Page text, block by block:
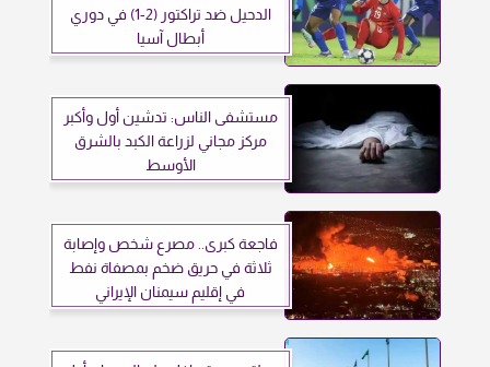
الدحيل ضد تراكتور (2-1) في دوري
أبطال آسيا
مستشفى الناس: تدشين أول وأكبر
مركز مجاني لزراعة الكبد بالشرق
الأوسط
فاجعة كبرى.. مصرع شخص وإصابة
ثلاثة في حريق ضخم بمصفاة نفط
في إقليم سيمنان الإيراني